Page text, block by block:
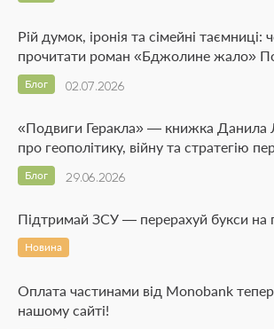
Рій думок, іронія та сімейні таємниці:
прочитати роман «Бджолине жало»
02.07.2026
Блог
«Подвиги Геракла» — книжка Данила
про геополітику, війну та стратегію
29.06.2026
Блог
Підтримай ЗСУ — перерахуй букси на
Новина
Оплата частинами від Monobank
нашому сайті!